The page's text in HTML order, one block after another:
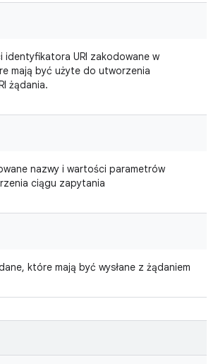
identyfikatora URI zakodowane w
mają być użyte do utworzenia
żądania.
nazwy i wartości parametrów
ciągu zapytania
które mają być wysłane z żądaniem